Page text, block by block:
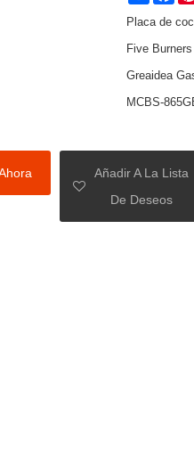
Placa de
Five
Greaidea
MCBS-
Añadir A La Lista
De Deseos